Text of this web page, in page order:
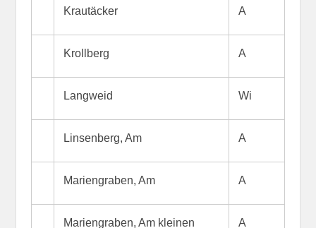
Krautäcker A
Krollberg A
Langweid Wi
Linsenberg, Am A
Mariengraben, Am A
Mariengraben, Am kleinen A